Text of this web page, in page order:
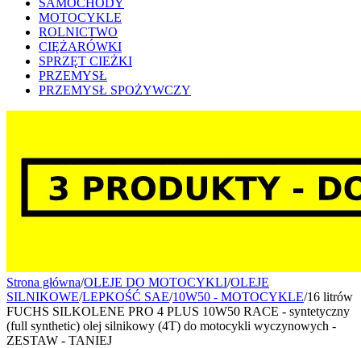
SAMOCHODY
MOTOCYKLE
ROLNICTWO
CIĘŻARÓWKI
SPRZĘT CIEŻKI
PRZEMYSŁ
PRZEMYSŁ SPOŻYWCZY
Strona główna/OLEJE DO MOTOCYKLI/OLEJE
SILNIKOWE/LEPKOŚĆ SAE/10W50 - MOTOCYKLE/16 litrów
FUCHS SILKOLENE PRO 4 PLUS 10W50 RACE - syntetyczny
(full synthetic) olej silnikowy (4T) do motocykli wyczynowych -
ZESTAW - TANIEJ